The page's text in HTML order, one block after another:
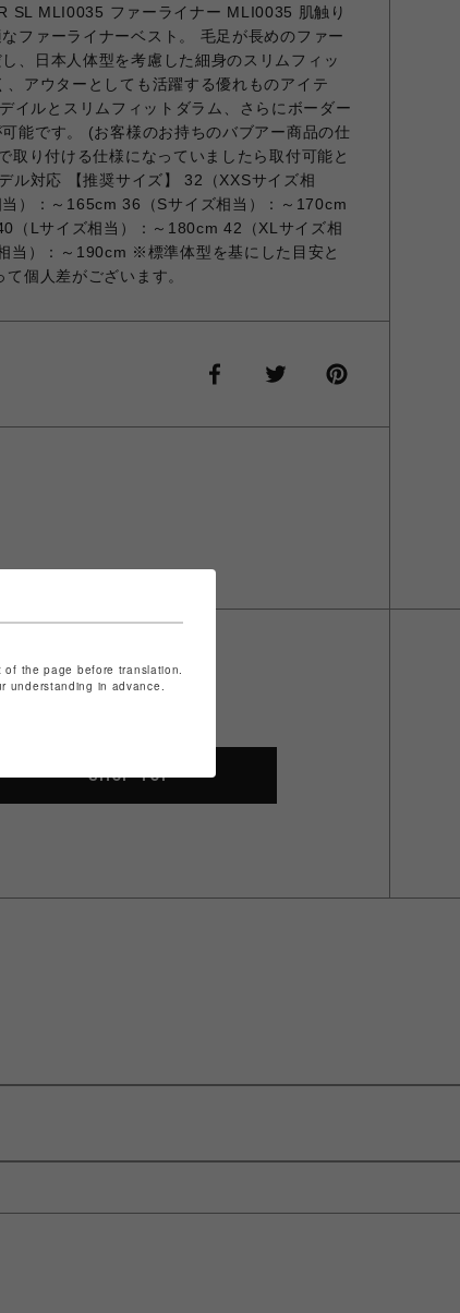
SL MLI0035 ファーライナー MLI0035 肌触り
ファーライナーベスト。 毛足が長めのファー
、日本人体型を考慮した細身のスリムフィッ
、アウターとしても活躍する優れものアイテ
イルとスリムフィットダラム、さらにボーダー
能です。 (お客様のお持ちのバブアー商品の仕
取り付ける仕様になっていましたら取付可能と
ル対応 【推奨サイズ】 32（XXSサイズ相
）：～165cm 36（Sサイズ相当）：～170cm
（Lサイズ相当）：～180cm 42（XLサイズ相
当）：～190cm ※標準体型を基にした目安と
個人差がございます。
SHOP TOP
the page before translation.
understanding in advance.